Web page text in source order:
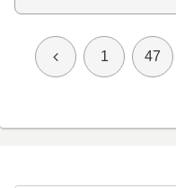
前 1 47